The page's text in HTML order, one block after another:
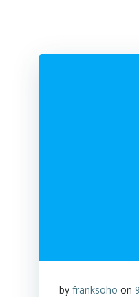
by franksoho on